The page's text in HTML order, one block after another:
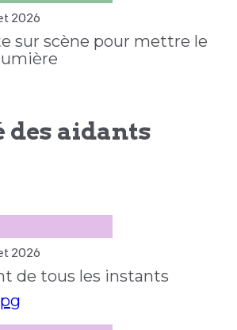
2026
sur scène pour mettre le
des aidants
2026
de tous les instants